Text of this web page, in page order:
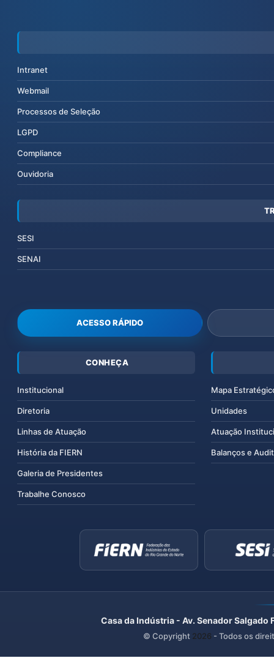
Intranet
Webmail
Processos de Seleção
LGPD
Compliance
Ouvidoria
SESI
SENAI
ACESSO RÁPIDO
CONHEÇA
Institucional
Diretoria
Linhas de Atuação
História da FIERN
Galeria de Presidentes
Trabalhe Conosco
Mapa
Unidades
Atuação
Balanços e
Casa da Indústria - Av. Senador
© Copyright 2026 - Todos os